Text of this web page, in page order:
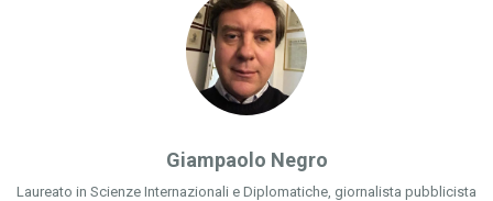
Giampaolo Negro
Laureato in Scienze Internazionali e Diplomatiche, giornalista pubblicista